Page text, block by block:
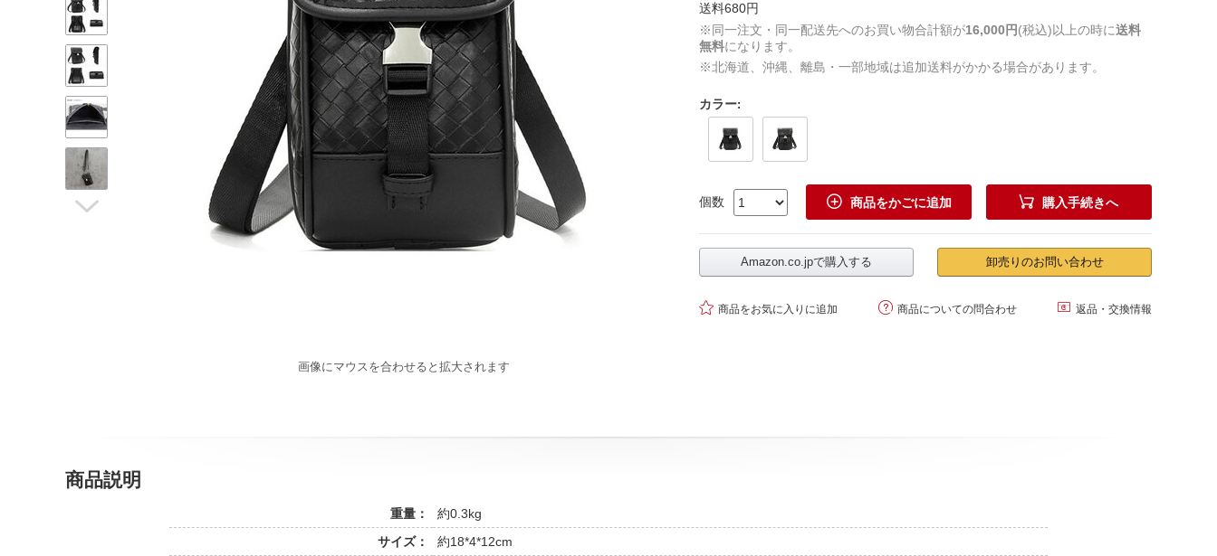

画像にマウスを合わせると拡大されます
送料680円
※同一注文・同一配送先へのお買い物合計額が16,000円(税込)以上の時に送料
無料になります。
※北海道、沖縄、離島・一部地域は追加送料がかかる場合があります。
カラー:
個数  商品をかごに追加  購入手続きへ
Amazon.co.jpで購入する 卸売りのお問い合わせ
 商品をお気に入りに追加  商品についての問合わせ  返品・交換情報
商品説明
重量：
約0.3kg
サイズ：
約18*4*12cm